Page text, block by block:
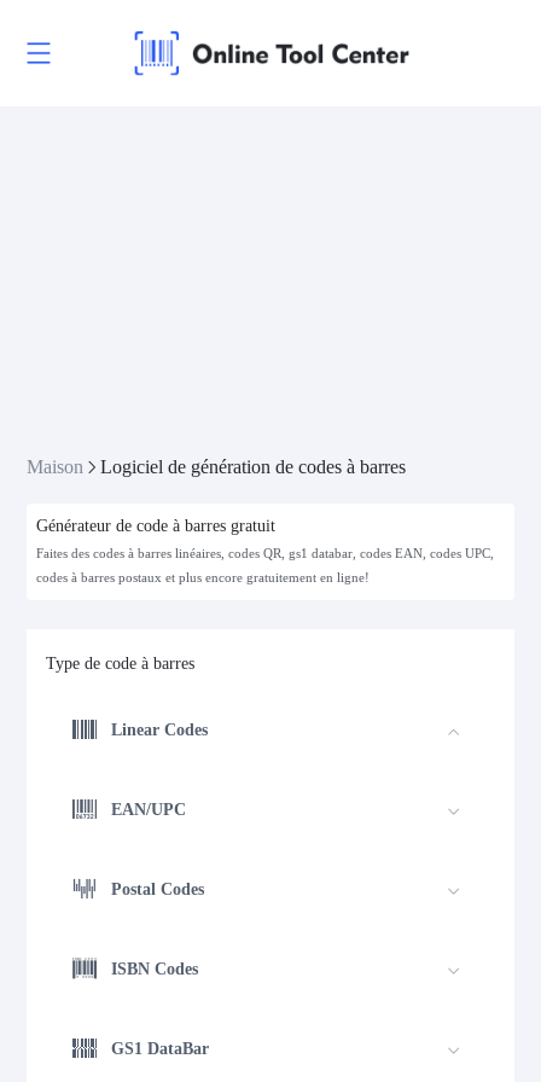
Maison Logiciel de génération de codes à barres
Générateur de code à barres gratuit
Faites des codes à barres linéaires, codes QR, gs1 databar, codes EAN, codes UPC,
codes à barres postaux et plus encore gratuitement en ligne!
Type de code à barres
Linear Codes
EAN/UPC
Postal Codes
ISBN Codes
GS1 DataBar